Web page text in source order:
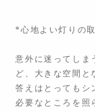
*心地よい灯りの
意外に迷ってしま
ど、大きな空間と
答えはとってもシ
必要なところを照